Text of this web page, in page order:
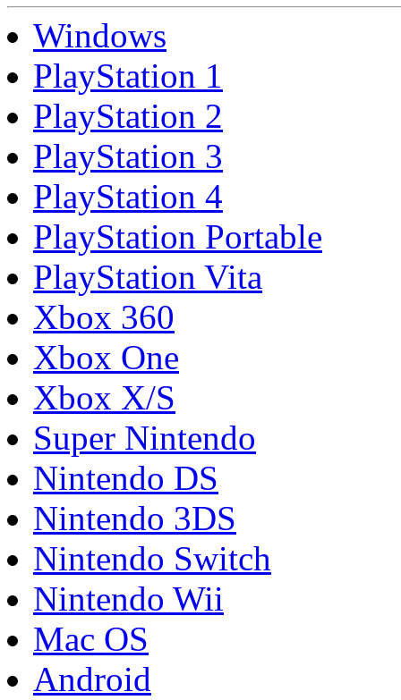
Windows
PlayStation 1
PlayStation 2
PlayStation 3
PlayStation 4
PlayStation Portable
PlayStation Vita
Xbox 360
Xbox One
Xbox X/S
Super Nintendo
Nintendo DS
Nintendo 3DS
Nintendo Switch
Nintendo Wii
Mac OS
Android